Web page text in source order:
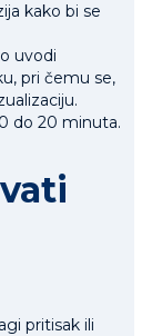
kako bi se
uvodi
pri čemu se,
do 20 minuta.
pritisak ili